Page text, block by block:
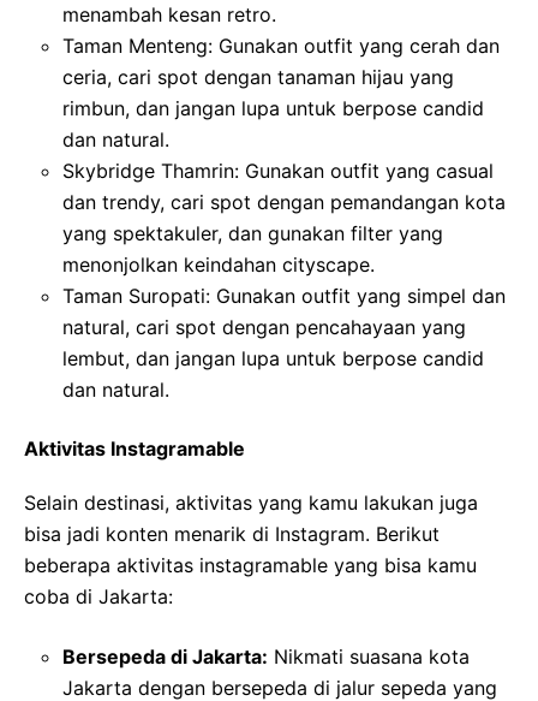
menambah kesan retro.
Taman Menteng: Gunakan outfit yang cerah dan
ceria, cari spot dengan tanaman hijau yang
rimbun, dan jangan lupa untuk berpose candid
dan natural.
Skybridge Thamrin: Gunakan outfit yang casual
dan trendy, cari spot dengan pemandangan kota
yang spektakuler, dan gunakan filter yang
menonjolkan keindahan cityscape.
Taman Suropati: Gunakan outfit yang simpel dan
natural, cari spot dengan pencahayaan yang
lembut, dan jangan lupa untuk berpose candid
dan natural.
Aktivitas Instagramable
Selain destinasi, aktivitas yang kamu lakukan juga
bisa jadi konten menarik di Instagram. Berikut
beberapa aktivitas instagramable yang bisa kamu
coba di Jakarta:
Bersepeda di Jakarta: Nikmati suasana kota
Jakarta dengan bersepeda di jalur sepeda yang